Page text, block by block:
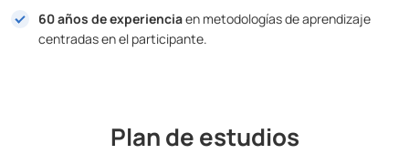
60 años de experienciaen metodologías de aprendizaje
centradas en el participante.
Plan de estudios